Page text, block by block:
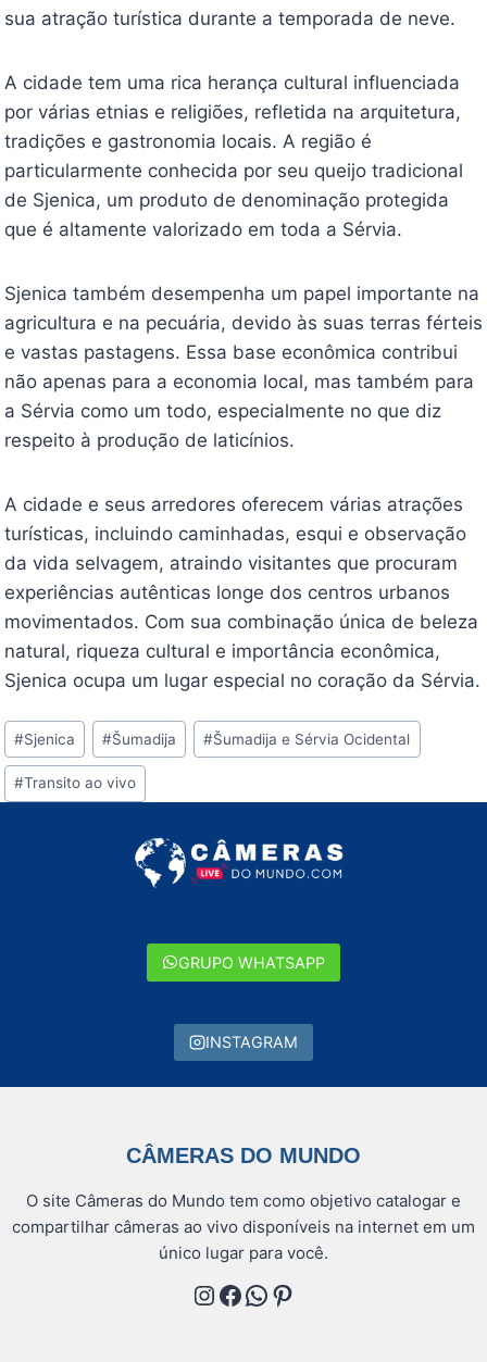
sua atração turística durante a temporada de neve.
A cidade tem uma rica herança cultural influenciada
por várias etnias e religiões, refletida na arquitetura,
tradições e gastronomia locais. A região é
particularmente conhecida por seu queijo tradicional
de Sjenica, um produto de denominação protegida
que é altamente valorizado em toda a Sérvia.
Sjenica também desempenha um papel importante na
agricultura e na pecuária, devido às suas terras férteis
e vastas pastagens. Essa base econômica contribui
não apenas para a economia local, mas também para
a Sérvia como um todo, especialmente no que diz
respeito à produção de laticínios.
A cidade e seus arredores oferecem várias atrações
turísticas, incluindo caminhadas, esqui e observação
da vida selvagem, atraindo visitantes que procuram
experiências autênticas longe dos centros urbanos
movimentados. Com sua combinação única de beleza
natural, riqueza cultural e importância econômica,
Sjenica ocupa um lugar especial no coração da Sérvia.
Tags
do
Post:
#Sjenica #Šumadija #Šumadija e Sérvia Ocidental
#Transito ao vivo
GRUPO WHATSAPP
INSTAGRAM
CÂMERAS DO MUNDO
O site Câmeras do Mundo tem como objetivo catalogar e
compartilhar câmeras ao vivo disponíveis na internet em um
único lugar para você.
Instagram
Facebook
WhatsApp
Pinterest